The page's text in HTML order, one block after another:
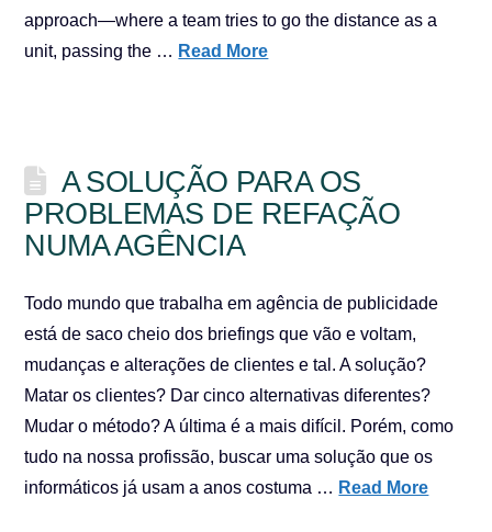
approach—where a team tries to go the distance as a
unit, passing the … Read More
A SOLUÇÃO PARA OS
PROBLEMAS DE REFAÇÃO
NUMA AGÊNCIA
Todo mundo que trabalha em agência de publicidade
está de saco cheio dos briefings que vão e voltam,
mudanças e alterações de clientes e tal. A solução?
Matar os clientes? Dar cinco alternativas diferentes?
Mudar o método? A última é a mais difícil. Porém, como
tudo na nossa profissão, buscar uma solução que os
informáticos já usam a anos costuma … Read More